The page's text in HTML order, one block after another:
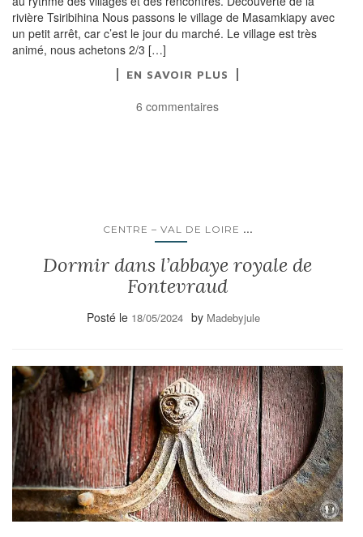
rivière Tsiribihina Nous passons le village de Masamkiapy avec
un petit arrêt, car c’est le jour du marché. Le village est très
animé, nous achetons 2/3 […]
EN SAVOIR PLUS
6 commentaires
CENTRE – VAL DE LOIRE ...
Dormir dans l’abbaye royale de
Fontevraud
Posté le 18/05/2024 by Madebyjule